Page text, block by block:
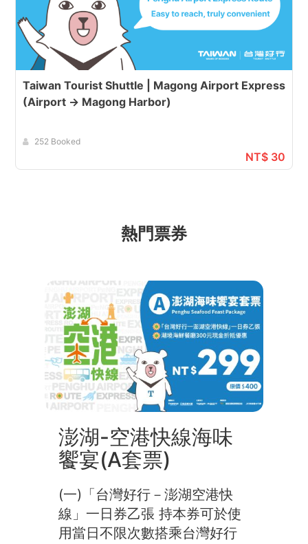
Taiwan Tourist Shuttle | Magong Airport Express
(Airport → Magong Harbor)
252 Booked
NT$ 30
熱門票券
澎湖-空港快線海味
饗宴(A套票)
(一)「台灣好行－澎湖空港快
線」一日券乙張 持本券可於使
用當日不限次數搭乘台灣好行